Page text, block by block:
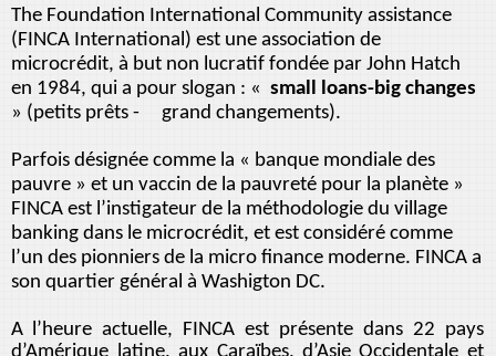
The Foundation International Community assistance
(FINCA International) est une association de
microcrédit, à but non lucratif fondée par John Hatch
en 1984, qui a pour slogan : «small loans-big changes
» (petits prêts - grand changements).
Parfois désignée comme la « banque mondiale des
pauvre » et un vaccin de la pauvreté pour la planète »
FINCA est l’instigateur de la méthodologie du village
banking dans le microcrédit, et est considéré comme
l’un des pionniers de la micro finance moderne. FINCA a
son quartier général à Washigton DC.
A l’heure actuelle, FINCA est présente dans 22 pays